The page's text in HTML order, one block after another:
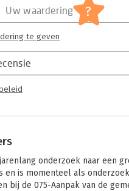
Strafrecht diversen
Uw waardering ?
te geven
onderzoek naar een
en is momenteel als
bij de 075-Aanpak van de